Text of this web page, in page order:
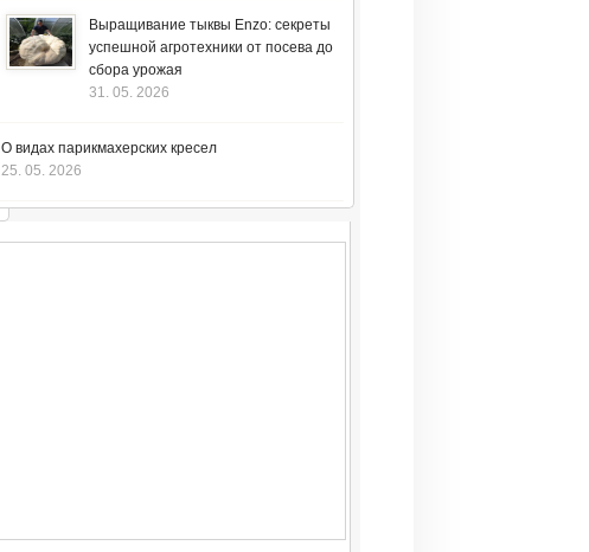
Выращивание тыквы Enzo: секреты
успешной агротехники от посева до
сбора урожая
31. 05. 2026
О видах парикмахерских кресел
25. 05. 2026